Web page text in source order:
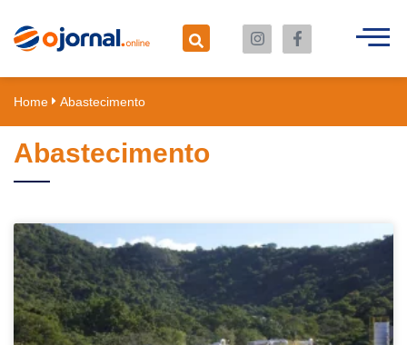
Home Abastecimento
Abastecimento